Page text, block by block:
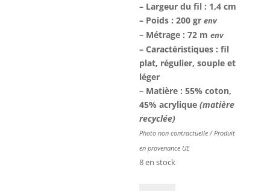
– Largeur du fil : 1,4 cm
– Poids : 200 grenv
– Métrage : 72 menv
– Caractéristiques : fil
plat, régulier, souple et
léger
– Matière : 55% coton,
45% acrylique(matière
recyclée)
Photo non contractuelle / Produit
en provenance UE
8 en stock